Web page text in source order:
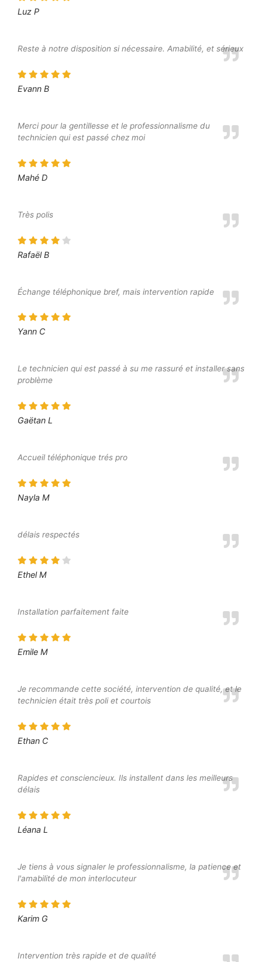
Luz P
Reste à notre disposition si nécessaire. Amabilité, et sérieux
Evann B
Merci pour la gentillesse et le professionnalisme du
technicien qui est passé chez moi
Mahé D
Très polis
Rafaël B
Échange téléphonique bref, mais intervention rapide
Yann C
Le technicien qui est passé à su me rassuré et installer sans
problème
Gaëtan L
Accueil téléphonique trés pro
Nayla M
délais respectés
Ethel M
Installation parfaitement faite
Emile M
Je recommande cette société, intervention de qualité, et le
technicien était très poli et courtois
Ethan C
Rapides et consciencieux. Ils installent dans les meilleurs
délais
Léana L
Je tiens à vous signaler le professionnalisme, la patience et
l'amabilité de mon interlocuteur
Karim G
Intervention très rapide et de qualité